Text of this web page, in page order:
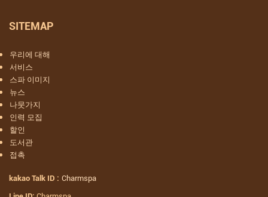
SITEMAP
우리에 대해
서비스
스파 이미지
뉴스
나뭇가지
인력 모집
할인
도서관
접촉
kakao Talk ID : Charmspa